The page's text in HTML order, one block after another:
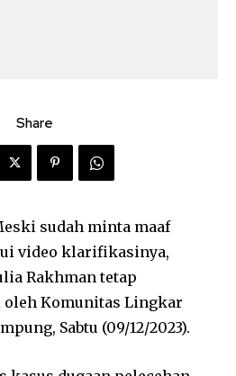
Share
sudah minta maaf
video klarifikasinya,
Rakhman tetap
Komunitas Lingkar
Sabtu (09/12/2023).